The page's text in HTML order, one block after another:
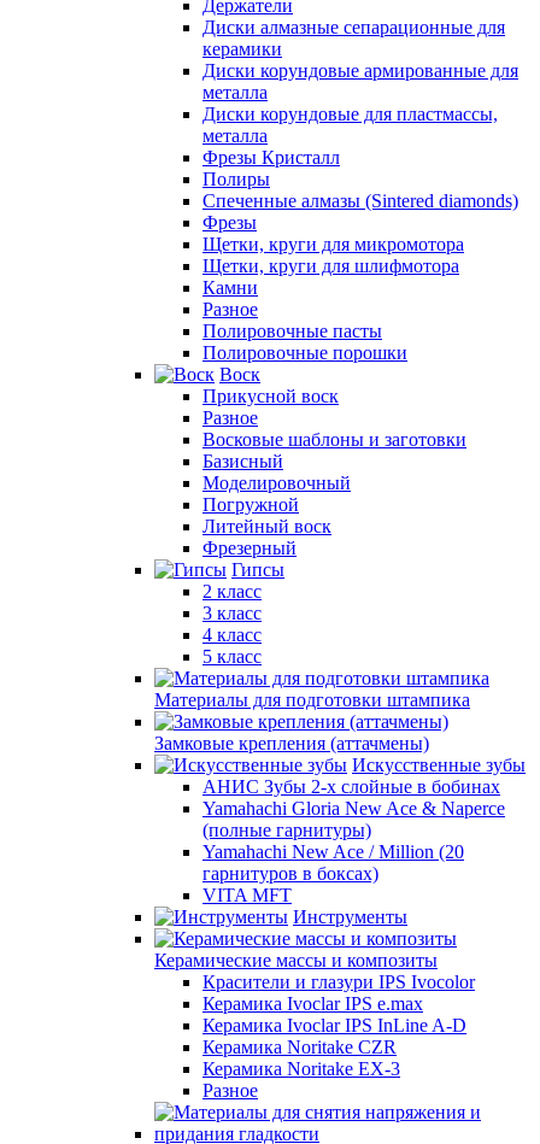
Держатели
Диски алмазные сепарационные для
керамики
Диски корундовые армированные для
металла
Диски корундовые для пластмассы,
металла
Фрезы Кристалл
Полиры
Спеченные алмазы (Sintered diamonds)
Фрезы
Щетки, круги для микромотора
Щетки, круги для шлифмотора
Камни
Разное
Полировочные пасты
Полировочные порошки
Воск
Прикусной воск
Разное
Восковые шаблоны и заготовки
Базисный
Моделировочный
Погружной
Литейный воск
Фрезерный
Гипсы
2 класс
3 класс
4 класс
5 класс
Материалы для подготовки штампика
Замковые крепления (аттачмены)
Искусственные зубы
АНИС Зубы 2-х слойные в бобинах
Yamahachi Gloria New Ace & Naperce
(полные гарнитуры)
Yamahachi New Ace / Million (20
гарнитуров в боксах)
VITA MFT
Инструменты
Керамические массы и композиты
Красители и глазури IPS Ivocolor
Керамика Ivoclar IPS e.max
Керамика Ivoclar IPS InLine A-D
Керамика Noritake CZR
Керамика Noritake EX-3
Разное